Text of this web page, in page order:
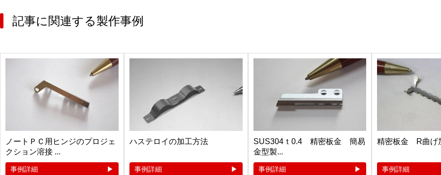
記事に関連する製作事例
ノートＰＣ用ヒンジのプロジェ
クション溶接 ...
事例詳細
ハステロイの加工方法
事例詳細
SUS304ｔ0.4 精密板金 簡易
金型製...
事例詳細
精密板金 R曲げ
事例詳細